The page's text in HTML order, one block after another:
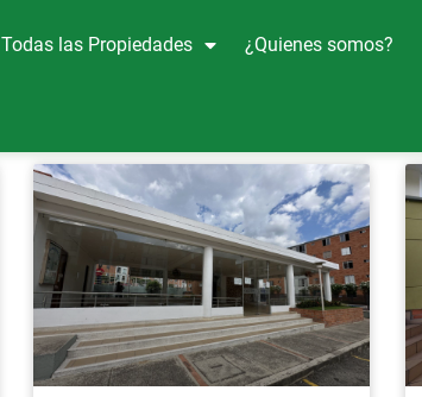
Todas las Propiedades ¿Quienes somos?